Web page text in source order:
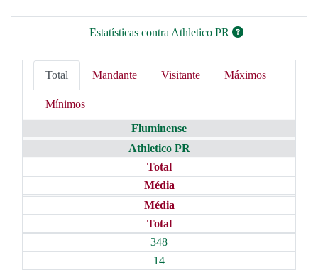
Estatísticas contra Athletico PR
Total Mandante Visitante Máximos
Mínimos
Fluminense
Athletico PR
Total
Média
Média
Total
348
14